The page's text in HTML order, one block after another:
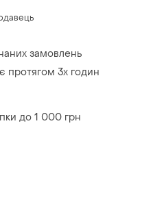
замовлень
протягом 3х годин
до 1 000 грн